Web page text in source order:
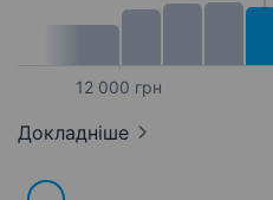
12 000 грн
Докладніше